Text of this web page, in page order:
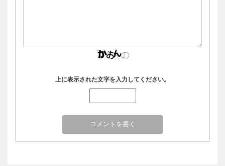
上に表示された文字を入力してください。